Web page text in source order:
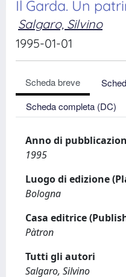
Il Garda. Un
Salgaro, Silvino
1995-01-01
Scheda breve
Scheda completa (DC)
Anno di
1995
Luogo di edizione
Bologna
Casa editrice
Pàtron
Tutti gli autori
Salgaro, Silvino